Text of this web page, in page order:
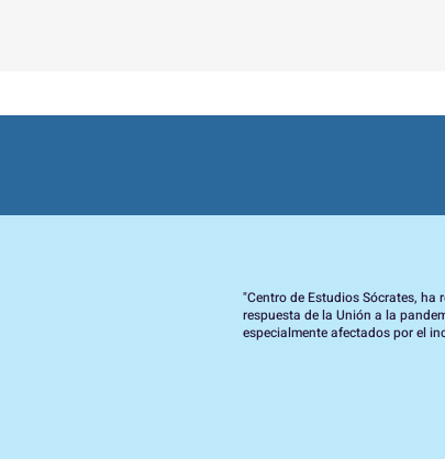
"Centro de Estudios Sócrates,
respuesta de la Unión a la
especialmente afectados por el